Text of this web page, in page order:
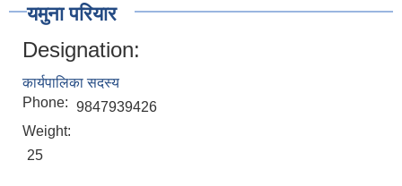
यमुना परियार
Designation:
कार्यपालिका सदस्य
Phone: 9847939426
Weight:
25